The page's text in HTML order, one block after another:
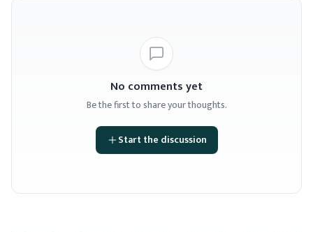
No comments yet
Be the first to share your thoughts.
Start the discussion